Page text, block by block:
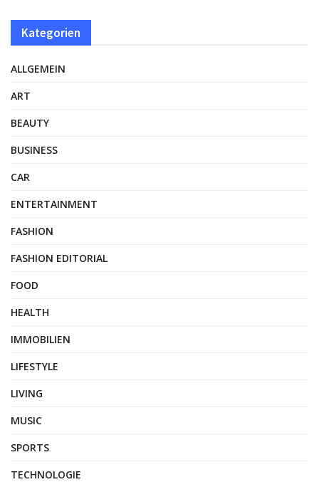
Kategorien
ALLGEMEIN
ART
BEAUTY
BUSINESS
CAR
ENTERTAINMENT
FASHION
FASHION EDITORIAL
FOOD
HEALTH
IMMOBILIEN
LIFESTYLE
LIVING
MUSIC
SPORTS
TECHNOLOGIE